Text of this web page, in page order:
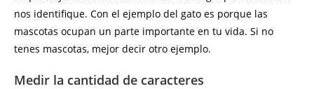
nos identifique. Con el ejemplo del gato es porque las
mascotas ocupan un parte importante en tu vida. Si no
tenes mascotas, mejor decir otro ejemplo.
Medir la cantidad de caracteres